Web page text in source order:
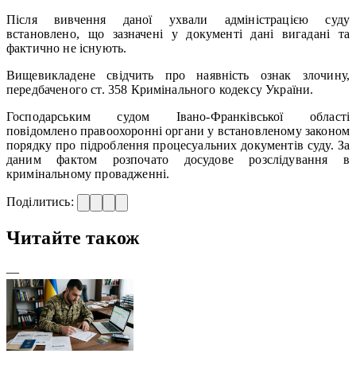
Після вивчення даної ухвали адміністрацією суду
встановлено, що зазначені у документі дані вигадані та
фактично не існують.
Вищевикладене свідчить про наявність ознак злочину,
передбаченого ст. 358 Кримінального кодексу України.
Господарським судом Івано-Франківської області
повідомлено правоохоронні органи у встановленому законом
порядку про підроблення процесуальних документів суду. За
даним фактом розпочато досудове розслідування в
кримінальному провадженні.
Поділитись:
Читайте також
—